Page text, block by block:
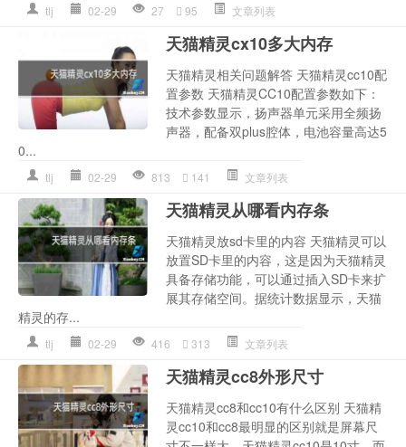
tlj 02-29 27 95 文章列表
天猫精灵cx10多大内存
天猫精灵相关问题解答 天猫精灵cc10配
置参数 天猫精灵CC10配置参数如下：
技术参数显示，扬声器单元采用全频扬
声器，配备双plus腔体，电池容量高达5
0...
tlj 02-29 813 141 文章列表
天猫精灵从哪看内存条
天猫精灵放sd卡里的内容 天猫精灵可以
放置SD卡里的内容，这是因为天猫精灵
具备存储功能，可以通过插入SD卡来扩
展其存储空间。据统计数据显示，天猫
精灵的存...
tlj 02-29 416 313 文章列表
天猫精灵cc8外形尺寸
天猫精灵cc8和cc10有什么区别 天猫精
灵cc10和cc8最明显的区别就是屏幕尺